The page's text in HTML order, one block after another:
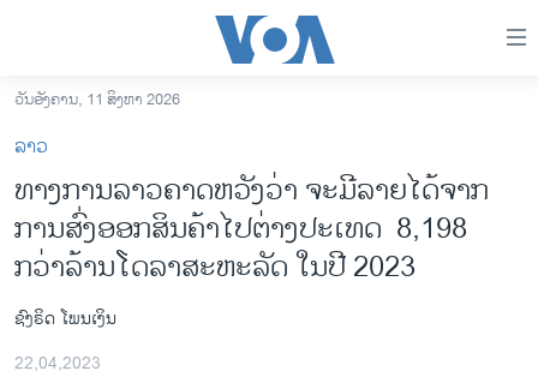
ເຂົ້າ
ຫາ
ຂ້າມ
ຂ້າມ
ໄປ
ຫາ
ຊອກ
ອາເມຣິກາ
ການເລືອກຕັ້ງ ປະທານາທີບໍດີ ສະຫະລັດ 2024
ວັນອັງຄານ, 11 ສິງຫາ 2026
ລາວ
ທາງການລາວຄາດຫວັງວ່າ ຈະມີລາຍໄດ້ຈາກ
ການສົ່ງອອກສິນຄ້າໄປຕ່າງປະເທດ 8,198
ກວ່າລ້ານໂດລາສະຫະລັດ ໃນປີ 2023
ຊົງຣິດ ໂພນເງິນ
22,04,2023